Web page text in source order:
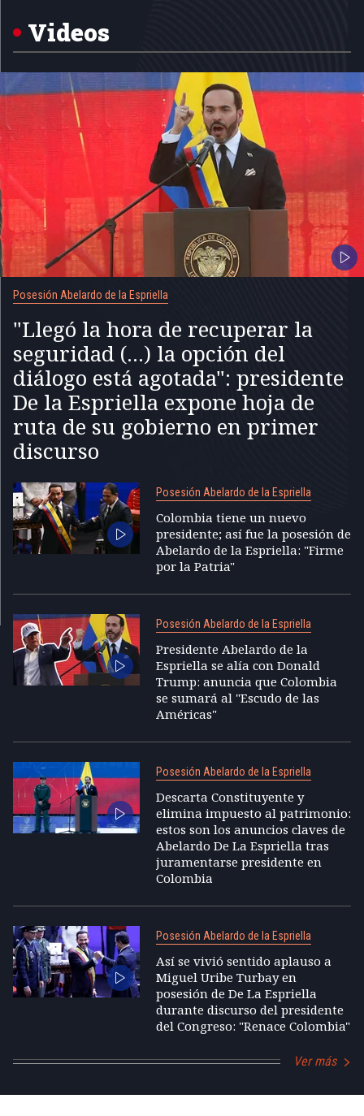
Videos
Posesión Abelardo de la Espriella
"Llegó la hora de recuperar la
seguridad (...) la opción del
diálogo está agotada": presidente
De la Espriella expone hoja de
ruta de su gobierno en primer
discurso
Posesión Abelardo de la Espriella
Colombia tiene un nuevo
presidente; así fue la posesión de
Abelardo de la Espriella: "Firme
por la Patria"
Posesión Abelardo de la Espriella
Presidente Abelardo de la
Espriella se alía con Donald
Trump: anuncia que Colombia
se sumará al "Escudo de las
Américas"
Posesión Abelardo de la Espriella
Descarta Constituyente y
elimina impuesto al patrimonio:
estos son los anuncios claves de
Abelardo De La Espriella tras
juramentarse presidente en
Colombia
Posesión Abelardo de la Espriella
Así se vivió sentido aplauso a
Miguel Uribe Turbay en
posesión de De La Espriella
durante discurso del presidente
del Congreso: "Renace Colombia"
Ver más